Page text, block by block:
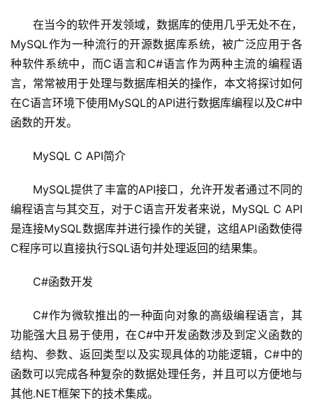
在当今的软件开发领域，数据库的使用几乎无处不在，
MySQL作为一种流行的开源数据库系统，被广泛应用于各
种软件系统中，而C语言和C#语言作为两种主流的编程语
言，常常被用于处理与数据库相关的操作，本文将探讨如何
在C语言环境下使用MySQL的API进行数据库编程以及C#中
函数的开发。
MySQL C API简介
MySQL提供了丰富的API接口，允许开发者通过不同的
编程语言与其交互，对于C语言开发者来说，MySQL C API
是连接MySQL数据库并进行操作的关键，这组API函数使得
C程序可以直接执行SQL语句并处理返回的结果集。
C#函数开发
C#作为微软推出的一种面向对象的高级编程语言，其
功能强大且易于使用，在C#中开发函数涉及到定义函数的
结构、参数、返回类型以及实现具体的功能逻辑，C#中的
函数可以完成各种复杂的数据处理任务，并且可以方便地与
其他.NET框架下的技术集成。